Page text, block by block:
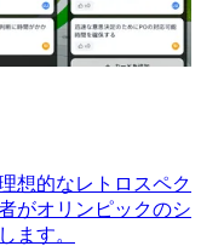
想的なレトロスペク
がオリンピックのシ
ます。